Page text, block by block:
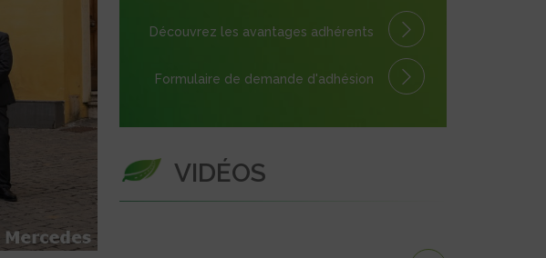
Découvrez les avantages adhérents
Formulaire de demande d'adhésion
VIDÉOS